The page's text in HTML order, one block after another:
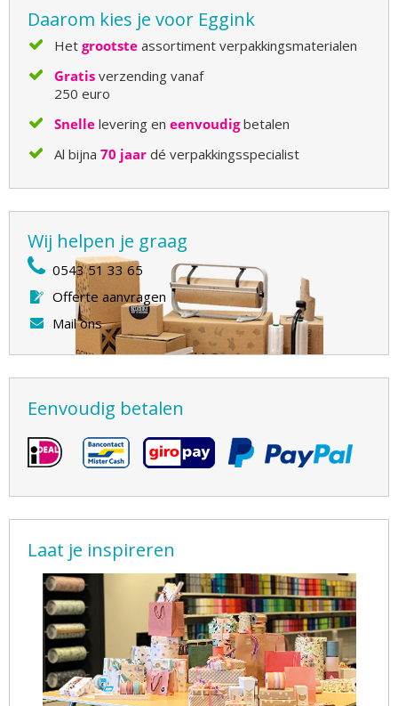
Daarom kies je voor Eggink
Het grootste assortiment verpakkingsmaterialen
Gratis verzending vanaf
250 euro
Snelle levering en eenvoudigbetalen
Al bijna 70 jaar dé verpakkingsspecialist
Wij helpen je graag
0543 51 33 65
Offerte aanvragen
Mail ons
Eenvoudig betalen
Laat je inspireren